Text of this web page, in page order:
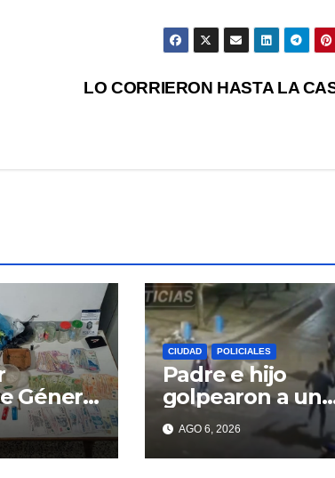
LO CORRIERON HASTA LA
Género
CIUDAD POLICIALES
Padre e hijo
golpearon a un
delincuente
recuperar un
celular robado
AGO 6, 2026